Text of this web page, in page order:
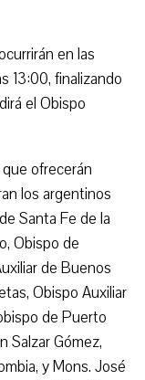
en las
13:00, finalizando
el Obispo
ofrecerán
los argentinos
Santa Fe de la
Obispo de
de Buenos
Obispo Auxiliar
de Puerto
Salzar Gómez,
y Mons. José